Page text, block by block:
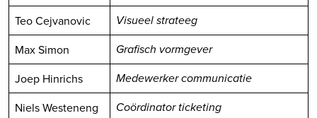
Teo Cejvanovic Visueel strateeg
Max Simon Grafisch vormgever
Joep Hinrichs Medewerker communicatie
Niels Westeneng Coördinator ticketing